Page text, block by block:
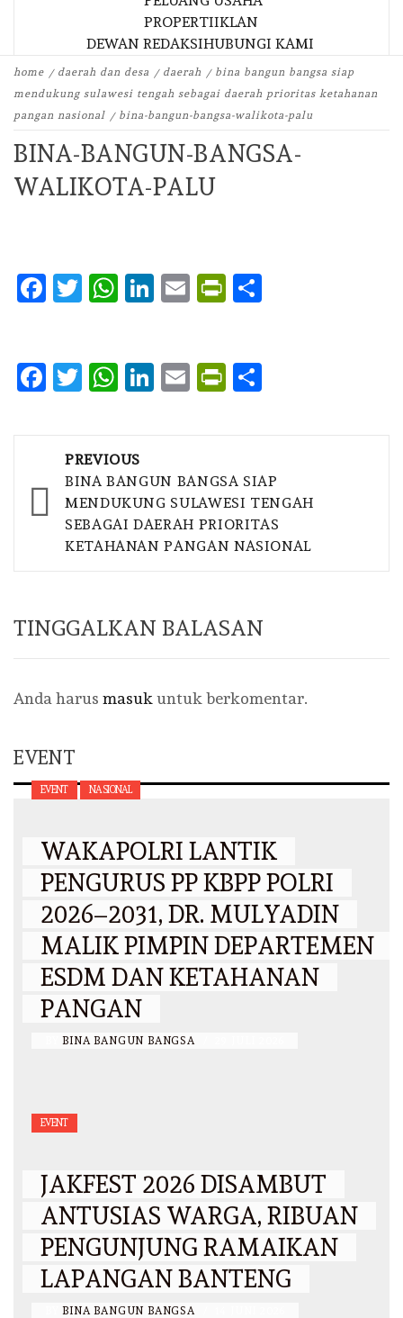
PROPERTIIKLAN
DEWAN REDAKSIHUBUNGI KAMI
home daerah dan desa daerah
bina bangun bangsa siap
mendukung sulawesi tengah sebagai daerah prioritas ketahanan
pangan nasional
bina-bangun-bangsa-walikota-palu
BINA-BANGUN-BANGSA-
WALIKOTA-PALU
Facebook
Twitter
WhatsApp
LinkedIn
EmailPrintFriendly
Facebook
Twitter
WhatsApp
LinkedIn
EmailPrintFriendly
Post
navigation
PREVIOUS
BINA BANGUN BANGSA SIAP
MENDUKUNG SULAWESI TENGAH
SEBAGAI DAERAH PRIORITAS
KETAHANAN PANGAN NASIONAL
TINGGALKAN BALASAN
Anda harus masuk untuk berkomentar.
EVENT
EVENT NASIONAL
WAKAPOLRI LANTIK
PENGURUS PP KBPP POLRI
2026–2031, DR. MULYADIN
MALIK PIMPIN DEPARTEMEN
ESDM DAN KETAHANAN
PANGAN
BINA BANGUN BANGSA
EVENT
JAKFEST 2026 DISAMBUT
ANTUSIAS WARGA, RIBUAN
PENGUNJUNG RAMAIKAN
LAPANGAN BANTENG
BINA BANGUN BANGSA